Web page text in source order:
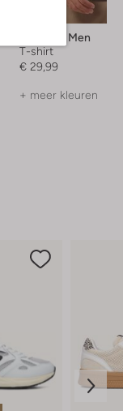
Selected Men
T-shirt
€ 29,99
+ meer kleuren